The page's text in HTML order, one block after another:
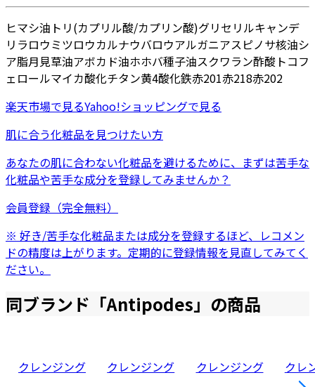
ヒマシ油 トリ(カプリル酸/カプリン酸)グリセリルキャンデ
リラロウミツロウカルナウバロウアルガニアスピノサ核油シ
ア脂月見草油アボカド油ホホバ種子油スクワラン酢酸トコフ
ェロールマイカ酸化チタン黄4酸化鉄赤201赤218赤202
楽天市場で見るYahoo!ショッピングで見る
肌に合う化粧品を見つけたい方
あなたの肌に合わない化粧品を避けるために、まずは苦手な
化粧品や苦手な成分を登録してみませんか？
会員登録（完全無料）
※ 好き/苦手な化粧品または成分を登録するほど、レコメン
ドの精度は上がります。定期的に登録情報を見直してみてく
ださい。
同ブランド「Antipodes」の商品
クレンジング
クレンジング
クレンジング
クレ